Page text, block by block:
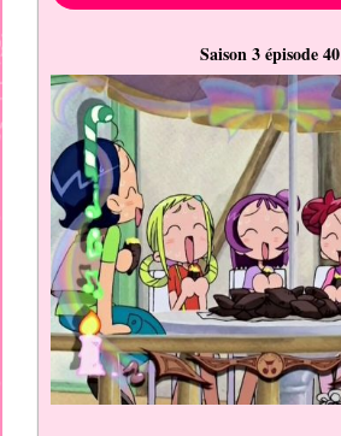
Saison 3 épisode 40